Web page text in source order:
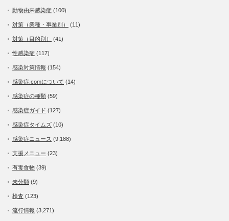
動物由来感染症 (100)
対策（業種・事業別） (11)
対策（目的別） (41)
性感染症 (117)
感染対策情報 (154)
感染症.comについて (14)
感染症の種類 (59)
感染症ガイド (127)
感染症タイムズ (10)
感染症ニュース (9,188)
支援メニュー (23)
有毒食物 (39)
未分類 (9)
検査 (123)
流行情報 (3,271)